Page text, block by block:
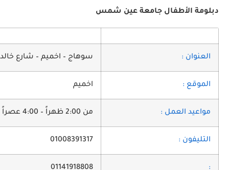
دبلومة الأطفال جامعة عين شمس
العنوان : سوهاج – اخميم – شارع خالد
الموقع : اخميم
مواعيد العمل : من 2:00 ظهراً – 4:00 عصراً ومن 8:00 مساءاً – 10:00 مساءاً
التليفون : 01008391317
:
01141918808